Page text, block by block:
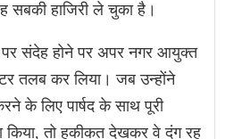
हाजिरी ले चुका है।
पर संदेह होने पर अपर नगर आयुक्त
तलब कर लिया। जब उन्होंने
के लिए पार्षद के साथ पूरी
किया, तो हकीकत देखकर वे दंग रह